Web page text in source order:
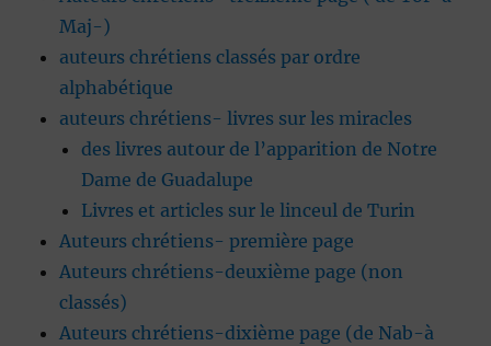
Maj-)
auteurs chrétiens classés par ordre
alphabétique
auteurs chrétiens- livres sur les miracles
des livres autour de l’apparition de Notre
Dame de Guadalupe
Livres et articles sur le linceul de Turin
Auteurs chrétiens- première page
Auteurs chrétiens-deuxième page (non
classés)
Auteurs chrétiens-dixième page (de Nab-à